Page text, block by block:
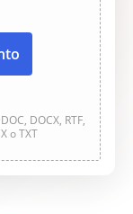
DOCX, RTF,
o TXT